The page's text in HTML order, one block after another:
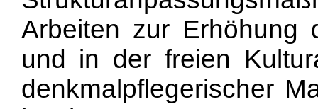
Arbeiten zur Erhöhung
und in der freien
denkmalpflegerischer